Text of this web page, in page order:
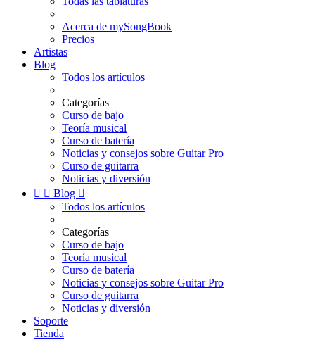
Acerca de mySongBook
Precios
Artistas
Blog
Todos los artículos
Categorías
Curso de bajo
Teoría musical
Curso de batería
Noticias y consejos sobre Guitar Pro
Curso de guitarra
Noticias y diversión
  Blog 
Todos los artículos
Categorías
Curso de bajo
Teoría musical
Curso de batería
Noticias y consejos sobre Guitar Pro
Curso de guitarra
Noticias y diversión
Soporte
Tienda